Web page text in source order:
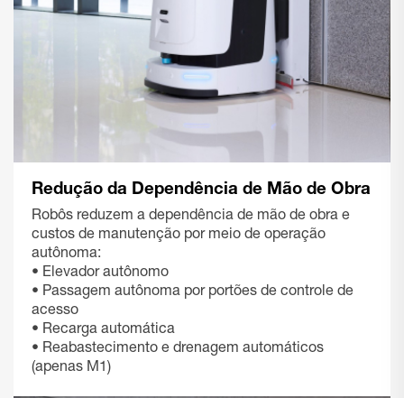
Redução da Dependência de Mão de Obra
Robôs reduzem a dependência de mão de obra e
custos de manutenção por meio de operação
autônoma:
• Elevador autônomo
• Passagem autônoma por portões de controle de
acesso
• Recarga automática
• Reabastecimento e drenagem automáticos
(apenas M1)